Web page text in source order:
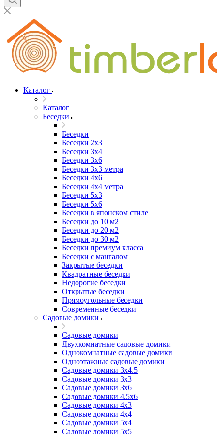
Каталог
Каталог
Беседки
Беседки
Беседки 2x3
Беседки 3x4
Беседки 3x6
Беседки 3х3 метра
Беседки 4x6
Беседки 4х4 метра
Беседки 5x3
Беседки 5x6
Беседки в японском стиле
Беседки до 10 м2
Беседки до 20 м2
Беседки до 30 м2
Беседки премиум класса
Беседки с мангалом
Закрытые беседки
Квадратные беседки
Недорогие беседки
Открытые беседки
Прямоугольные беседки
Современные беседки
Садовые домики
Садовые домики
Двухкомнатные садовые домики
Однокомнатные садовые домики
Одноэтажные садовые домики
Садовые домики 3x4.5
Садовые домики 3х3
Садовые домики 3х6
Садовые домики 4.5x6
Садовые домики 4x3
Садовые домики 4x4
Садовые домики 5х4
Садовые домики 5х5